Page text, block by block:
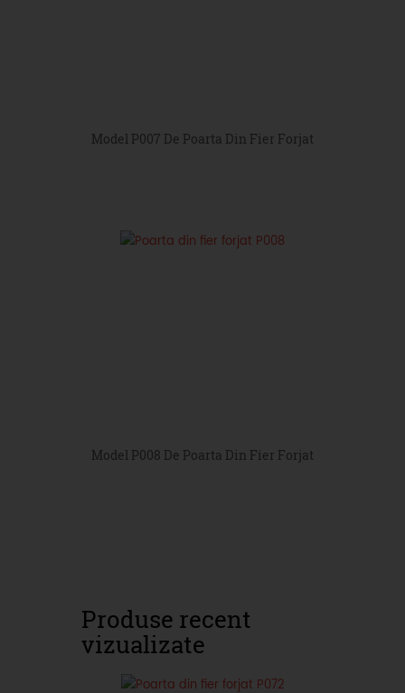
Model P007 De Poarta Din Fier Forjat
Model P008 De Poarta Din Fier Forjat
Produse recent
vizualizate